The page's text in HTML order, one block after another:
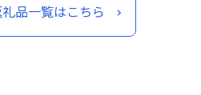
品一覧はこちら